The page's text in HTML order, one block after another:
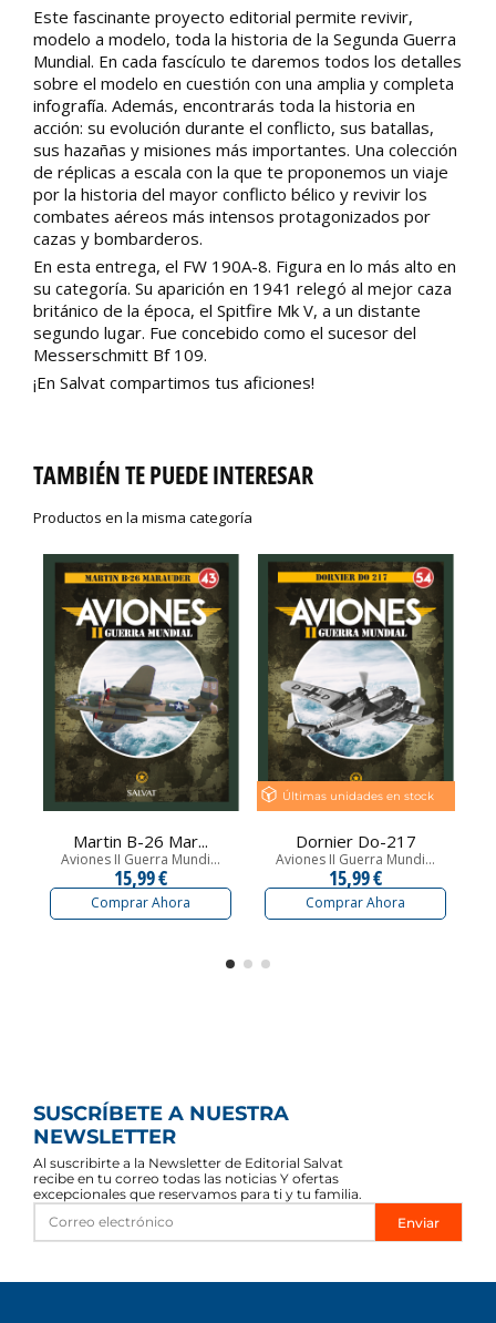
Este fascinante proyecto editorial permite revivir,
modelo a modelo, toda la historia de la Segunda Guerra
Mundial. En cada fascículo te daremos todos los detalles
sobre el modelo en cuestión con una amplia y completa
infografía. Además, encontrarás toda la historia en
acción: su evolución durante el conflicto, sus batallas,
sus hazañas y misiones más importantes. Una colección
de réplicas a escala con la que te proponemos un viaje
por la historia del mayor conflicto bélico y revivir los
combates aéreos más intensos protagonizados por
cazas y bombarderos.
En esta entrega, el FW 190A-8. Figura en lo más alto en
su categoría. Su aparición en 1941 relegó al mejor caza
británico de la época, el Spitfire Mk V, a un distante
segundo lugar. Fue concebido como el sucesor del
Messerschmitt Bf 109.
¡En Salvat compartimos tus aficiones!
TAMBIÉN TE PUEDE INTERESAR
Productos en la misma categoría
Martin B-26 Mar...
Aviones II Guerra Mundi...
15,99 €
Comprar Ahora
Últimas unidades en stock
Dornier Do-217
Aviones II Guerra Mundi...
15,99 €
Comprar Ahora
SUSCRÍBETE A NUESTRA
NEWSLETTER
Al suscribirte a la Newsletter de Editorial Salvat
recibe en tu correo todas las noticias Y ofertas
excepcionales que reservamos para ti y tu familia.
Enviar